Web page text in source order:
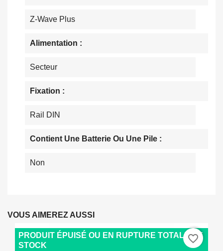
Z-Wave Plus
Alimentation :
Secteur
Fixation :
Rail DIN
Contient Une Batterie Ou Une Pile :
Non
VOUS AIMEREZ AUSSI
PRODUIT ÉPUISÉ OU EN RUPTURE TOTALE DE
STOCK
favorite_border